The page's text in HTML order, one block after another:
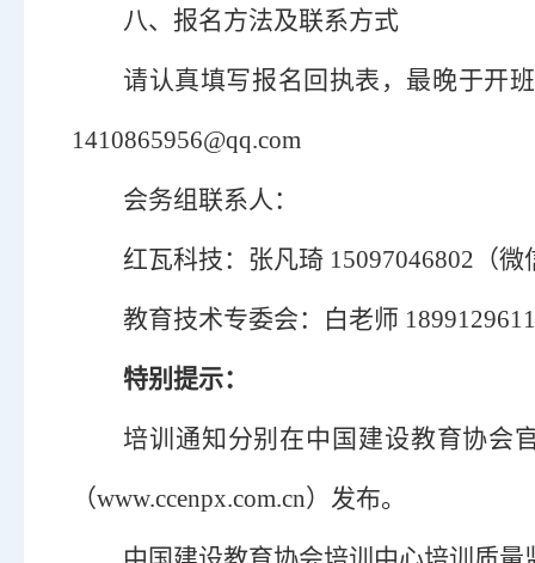
八、报名方法及联系方式
请认真填写报名回执表， 最晚于开
1410865956@qq.com
会务组联系人：
红瓦科技：张凡琦 15097046802（微
教育技术专委会：白老师
特别提示：
培训通知分别在中国建设教育协会
（www.ccenpx.com.cn）发布。